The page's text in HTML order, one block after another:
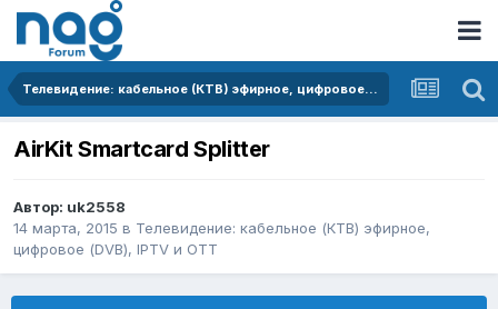
Телевидение: кабельное (КТВ) эфирное, цифровое (DVB), IPTV и OTT
AirKit Smartcard Splitter
Автор: uk2558
14 марта, 2015 в Телевидение: кабельное (КТВ) эфирное,
цифровое (DVB), IPTV и OTT